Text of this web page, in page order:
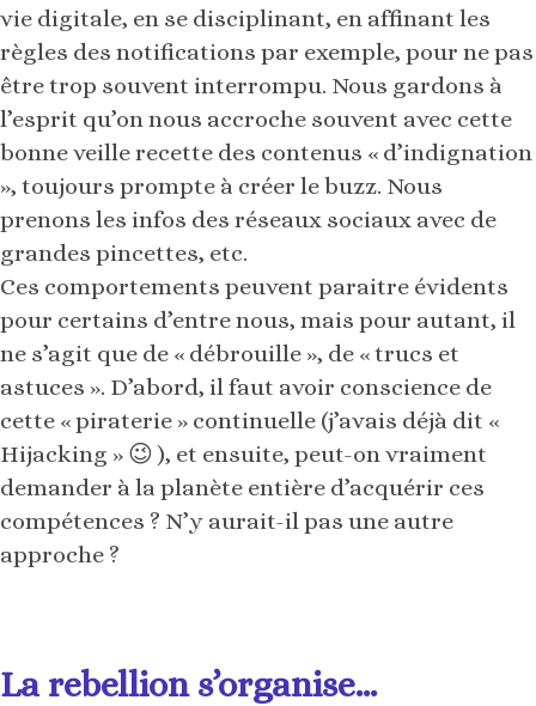
vie digitale, en se disciplinant, en affinant les
règles des notifications par exemple, pour ne pas
être trop souvent interrompu. Nous gardons à
l’esprit qu’on nous accroche souvent avec cette
bonne veille recette des contenus « d’indignation
», toujours prompte à créer le buzz. Nous
prenons les infos des réseaux sociaux avec de
grandes pincettes, etc.
Ces comportements peuvent paraitre évidents
pour certains d’entre nous, mais pour autant, il
ne s’agit que de « débrouille », de « trucs et
astuces ». D’abord, il faut avoir conscience de
cette « piraterie » continuelle (j’avais déjà dit «
Hijacking » 😉 ), et ensuite, peut-on vraiment
demander à la planète entière d’acquérir ces
compétences ? N’y aurait-il pas une autre
approche ?
La rebellion s’organise…